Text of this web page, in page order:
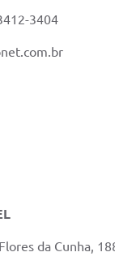
3404
da Cunha,